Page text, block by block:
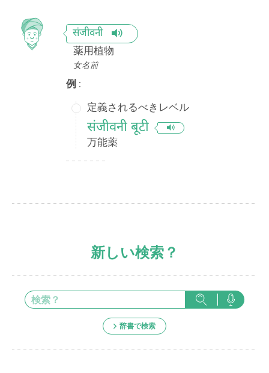
संजीवनी
薬用植物
女名前
例 :
定義されるべきレベル
संजीवनी बूटी
万能薬
新しい検索？
辞書で検索